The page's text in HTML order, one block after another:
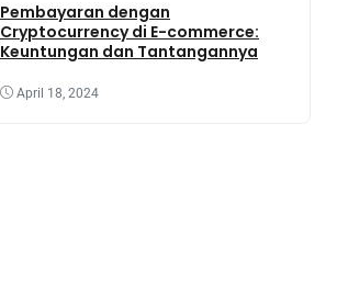
Pembayaran dengan
Cryptocurrency di E-commerce:
Keuntungan dan Tantangannya
April 18, 2024